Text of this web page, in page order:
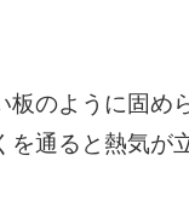
のように固め
通ると熱気が